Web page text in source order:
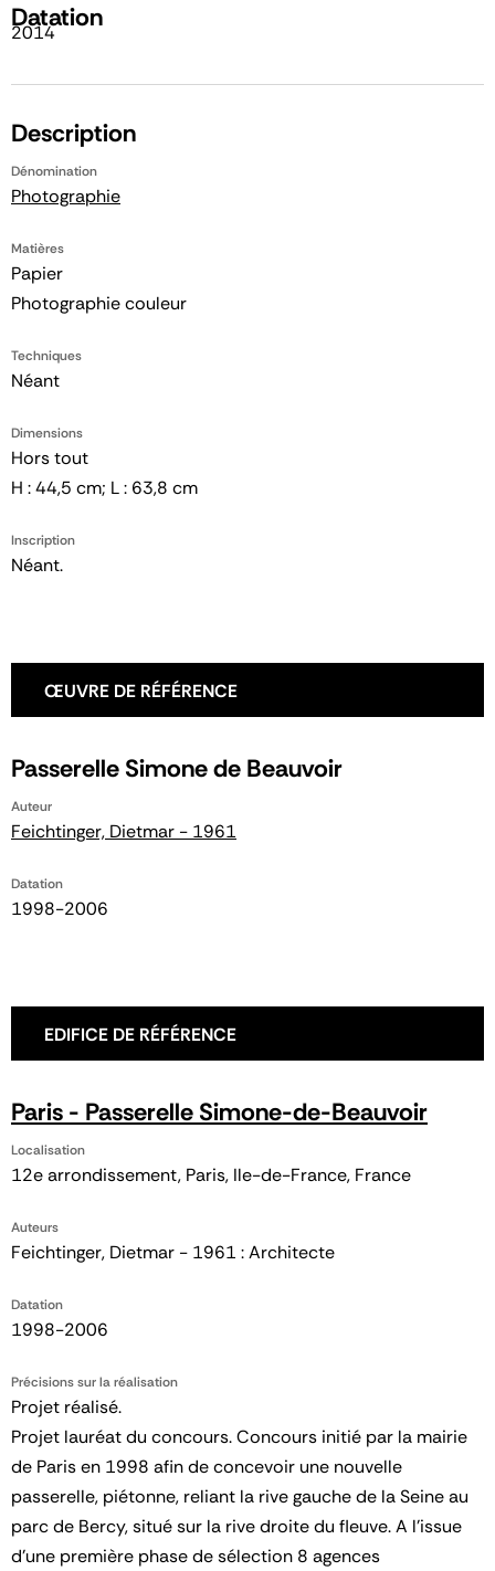
Datation
2014
Description
Dénomination
Photographie
Matières
Papier
Photographie couleur
Techniques
Néant
Dimensions
Hors tout
H : 44,5 cm; L : 63,8 cm
Inscription
Néant.
ŒUVRE DE RÉFÉRENCE
Passerelle Simone de Beauvoir
Auteur
Feichtinger, Dietmar - 1961
Datation
1998-2006
EDIFICE DE RÉFÉRENCE
Paris - Passerelle Simone-de-Beauvoir
Localisation
12e arrondissement, Paris, Ile-de-France, France
Auteurs
Feichtinger, Dietmar - 1961 : Architecte
Datation
1998-2006
Précisions sur la réalisation
Projet réalisé.
Projet lauréat du concours. Concours initié par la mairie
de Paris en 1998 afin de concevoir une nouvelle
passerelle, piétonne, reliant la rive gauche de la Seine au
parc de Bercy, situé sur la rive droite du fleuve. A l'issue
d'une première phase de sélection 8 agences